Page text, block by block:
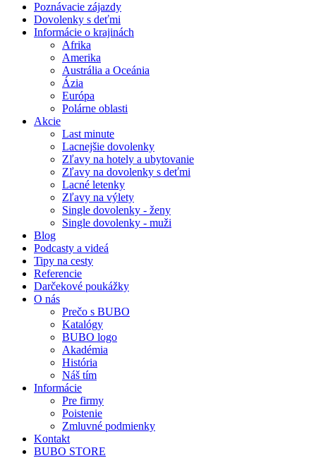
Poznávacie zájazdy
Dovolenky s deťmi
Informácie o krajinách
Afrika
Amerika
Austrália a Oceánia
Ázia
Európa
Polárne oblasti
Akcie
Last minute
Lacnejšie dovolenky
Zľavy na hotely a ubytovanie
Zľavy na dovolenky s deťmi
Lacné letenky
Zľavy na výlety
Single dovolenky - ženy
Single dovolenky - muži
Blog
Podcasty a videá
Tipy na cesty
Referencie
Darčekové poukážky
O nás
Prečo s BUBO
Katalógy
BUBO logo
Akadémia
História
Náš tím
Informácie
Pre firmy
Poistenie
Zmluvné podmienky
Kontakt
BUBO STORE